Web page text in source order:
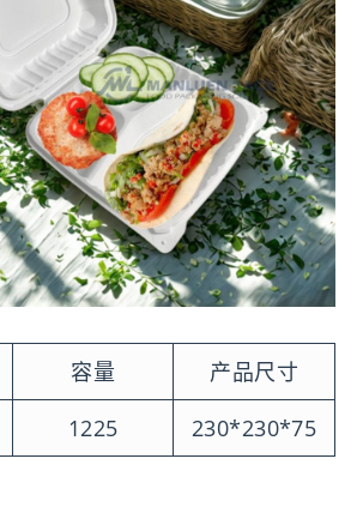
容量
产品尺寸
1225 230*230*75